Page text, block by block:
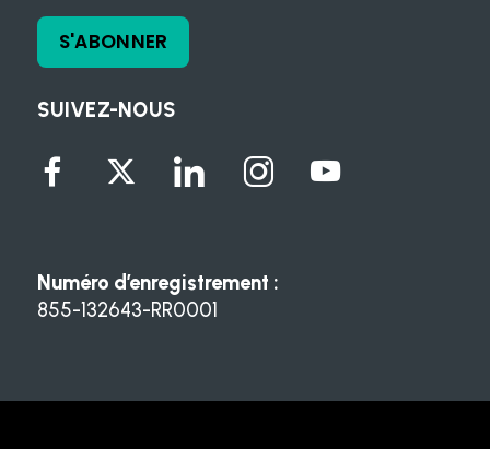
SUIVEZ-NOUS
S'ABONNER
Numéro d’enregistrement :
855-132643-RR0001